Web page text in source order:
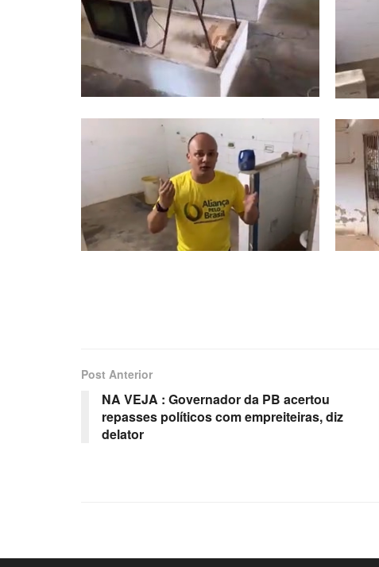
Post Anterior
NA VEJA : Governador da PB acertou
repasses políticos com empreiteiras, diz
delator